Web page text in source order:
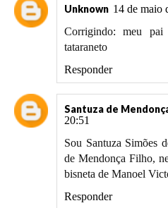
Unknown 14 de maio
Corrigindo: meu
tataraneto
Responder
Santuza de
20:51
Sou Santuza Simões
de Mendonça Filho,
bisneta de Manoel
Responder